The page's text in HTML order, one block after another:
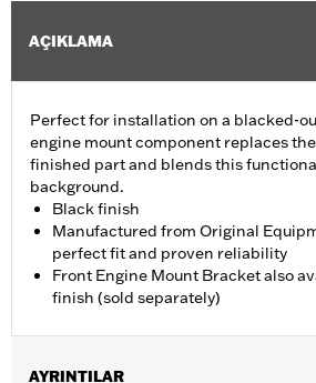
AÇIKLAMA
Perfect for installation on a blacked-
engine mount component replaces
finished part and blends this
background.
Black finish
Manufactured from Original
perfect fit and proven reliability
Front Engine Mount Bracket also
finish (sold separately)
AYRINTILAR